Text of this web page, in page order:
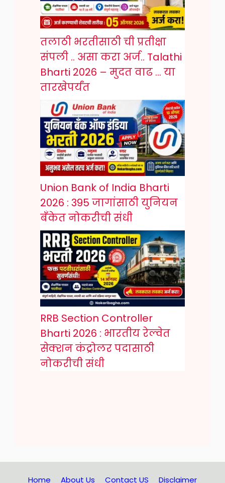
तलाठी भरतीसाठी ची प्रतीक्षा
संपली .. असा करा अर्ज.. Talathi
Bharti 2026 – मुदत वाढ … या
तारखेपर्यंत
Union Bank of India Bharti
2026 : 395 जागांसाठी युनियन
बँकेत नोकरीची संधी
RRB Section Controller
Bharti 2026 : भारतीय रेल्वेत
सेक्शन कंट्रोलर पदासाठी
नोकरीची संधी
Home About Us Contact US Disclaimer